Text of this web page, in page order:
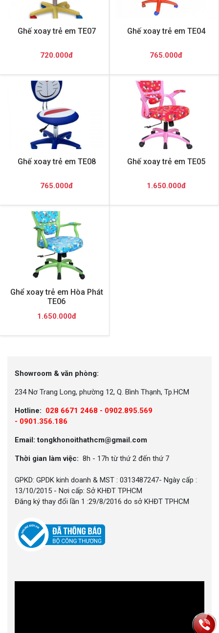
Ghế xoay trẻ em TE07
720.000đ
Ghế xoay trẻ em TE04
765.000đ
Ghế xoay trẻ em TE08
765.000đ
Ghế xoay trẻ em TE05
1.650.000đ
Ghể xoay trẻ em Hòa Phát
TE06
1.650.000đ
Showroom & văn phòng:
234 Nơ Trang Long, phường 12, Q. Bình Thạnh, Tp.HCM
Hotline: 028 6671 2468 - 0902.895.569
- 0901.356.186
Email: tongkhonoithathcm@gmail.com
Thời gian làm việc: 8h - 17h từ thứ 2 đến thứ 7
GPKD: GPDK kinh doanh & MST : 0313487247- Ngày cấp :
13/10/2015 - Nơi cấp: Sở KHĐT TPHCM
Đăng ký thay đổi lần 1 :29/8/2016 do sở KHĐT TPHCM